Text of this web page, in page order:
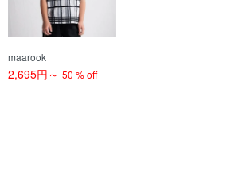
maarook
2,695円～ 50 % off